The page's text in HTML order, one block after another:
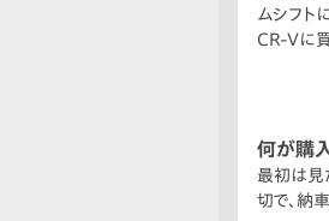
ムシフト
CR-Vに
のです。
と思って
あの車に
何が購
最初は見
切で、納